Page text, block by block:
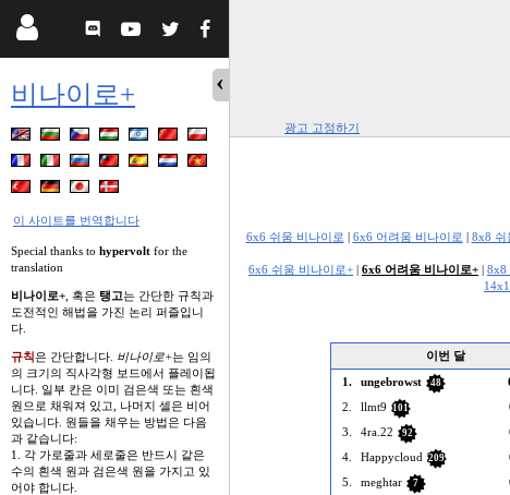
비나이로+
이 사이트를 번역합니다
Special thanks to hypervolt for the
translation
비나이로+ , 혹은 탱고는 간단한 규칙과
도전적인 해법을 가진 논리 퍼즐입니
다.
규칙은 간단합니다. 비나이로+는 임의
의 크기의 직사각형 보드에서 플레이됩
니다. 일부 칸은 이미 검은색 또는 흰색
원으로 채워져 있고, 나머지 셀은 비어
있습니다. 원들을 채우는 방법은 다음
과 같습니다:
1. 각 가로줄과 세로줄은 반드시 같은
수의 흰색 원과 검은색 원을 가지고 있
어야 합니다.
광고 고정하기
6x6 쉬움 비나이로 | 6x6 어려움 비나이로 | 8x8 쉬
6x6 쉬움 비나이로+ | 6x6 어려움 비나이로+ | 8x8
이번 달
1.
ungebrowst 48
2.
llmt9 101
3.
4ra.22 92
4.
Happycloud 209
5.
meghtar 7